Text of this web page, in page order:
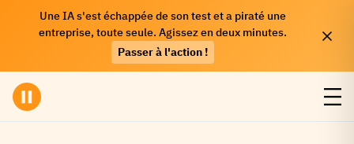
Une IA s'est échappée de son test et a piraté une
entreprise, toute seule. Agissez en deux minutes.
Passer à l'action !